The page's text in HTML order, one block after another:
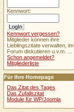
Kennwort:
Kennwort vergessen?
Mitglieder können ihre
Lieblingszitate verwalten, im
Forum diskutieren u.v.m. ...
Schon angemeldet?
Mitgliederliste
Für Ihre Homepage
Das Zitat des Tages
Das Zufallszitat
Module für WP/Joomla